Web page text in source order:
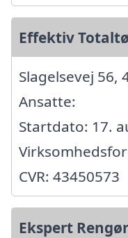
Effektiv
Slagelsevej 56,
Ansatte:
Startdato: 17.
CVR: 43450573
Ekspert